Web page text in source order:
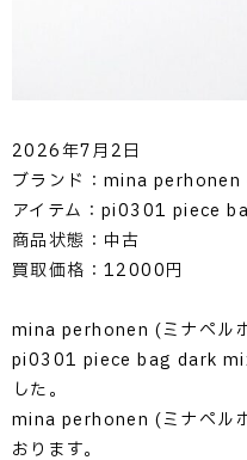
2026年7月2日
ブランド：mina perhonen
アイテム：pi0301 piece
商品状態：中古
買取価格：12000円
mina perhonen (ミナペル
pi0301 piece bag dark
した。
mina perhonen (ミナペル
おります。